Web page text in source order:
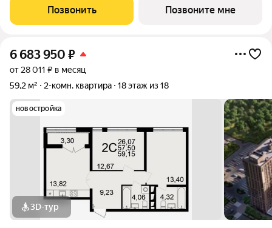
выключатели; - установлена силовая электрическая розетка
для самостоятельной установки
Позвонить Позвоните мне
6 683 950 ₽
от 28 011 ₽ в месяц
59,2 м²
2-комн. квартира 18 этаж из 18
новостройка
3D-тур